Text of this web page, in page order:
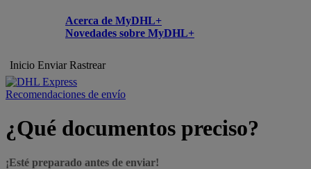
Acerca de MyDHL+
Novedades sobre MyDHL+
Inicio Enviar Rastrear
Recomendaciones de envío
¿Qué documentos preciso?
¡Esté preparado antes de enviar!